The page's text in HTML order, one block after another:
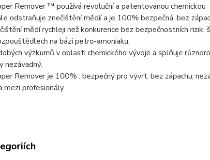
Remover ™ používá revoluční a patentovanou chemickou
odstraňuje znečištění mědií a je 100% bezpečná, bez
mědí rychleji než konkurence bez bezpečnostních rizik,
na bázi petro-amoniaku.
výzkumů v oblasti chemického vývoje a splňuje
nezávadný.
Remover je 100% : bezpečný pro vývrt, bez zápachu,
mezi profesionály